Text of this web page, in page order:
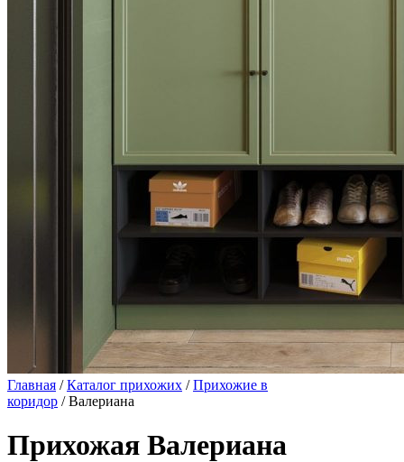
Главная /Каталог прихожих /Прихожие в
коридор / Валериана
Прихожая Валериана